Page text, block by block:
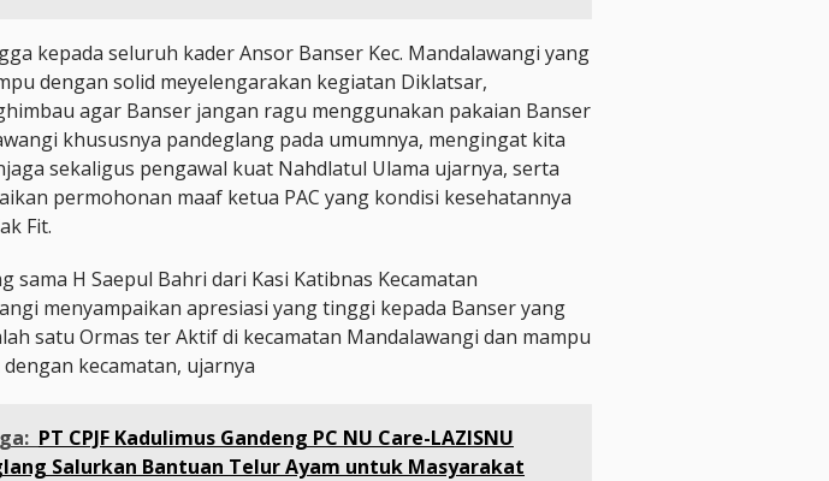
kepada seluruh kader Ansor Banser Kec. Mandalawangi yang
dengan solid meyelengarakan kegiatan Diklatsar,
agar Banser jangan ragu menggunakan pakaian Banser
khususnya pandeglang pada umumnya, mengingat kita
sekaligus pengawal kuat Nahdlatul Ulama ujarnya, serta
permohonan maaf ketua PAC yang kondisi kesehatannya
Fit.
sama H Saepul Bahri dari Kasi Katibnas Kecamatan
menyampaikan apresiasi yang tinggi kepada Banser yang
satu Ormas ter Aktif di kecamatan Mandalawangi dan mampu
kecamatan, ujarnya
PT CPJF Kadulimus Gandeng PC NU Care-LAZISNU
Salurkan Bantuan Telur Ayam untuk Masyarakat